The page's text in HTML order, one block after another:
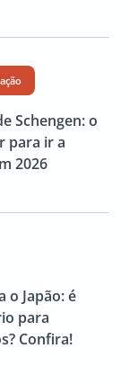
Schengen: o
para ir a
2026
o Japão: é
para
Confira!